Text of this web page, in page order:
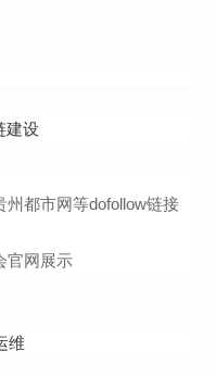
建设
都市网等dofollow链接
官网展示
维